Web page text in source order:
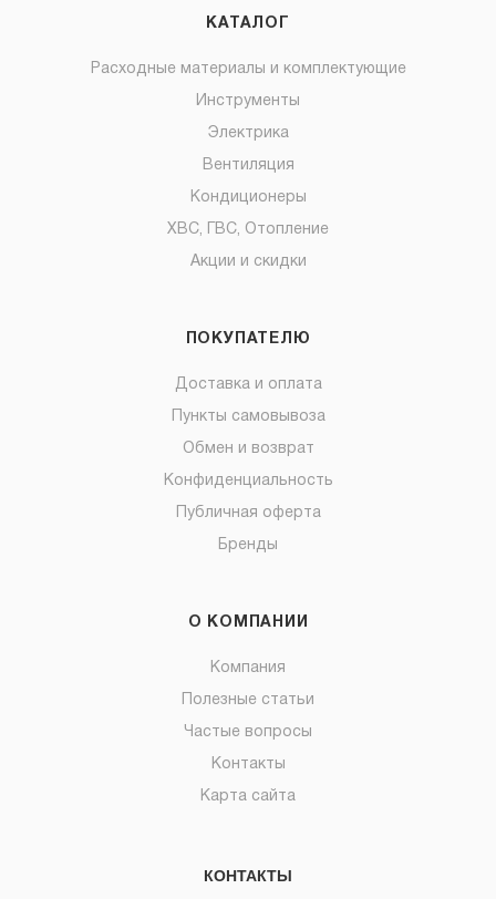
КАТАЛОГ
Расходные материалы и комплектующие
Инструменты
Электрика
Вентиляция
Кондиционеры
ХВС, ГВС, Отопление
Акции и скидки
ПОКУПАТЕЛЮ
Доставка и оплата
Пункты самовывоза
Обмен и возврат
Конфиденциальность
Публичная оферта
Бренды
О КОМПАНИИ
Компания
Полезные статьи
Частые вопросы
Контакты
Карта сайта
КОНТАКТЫ